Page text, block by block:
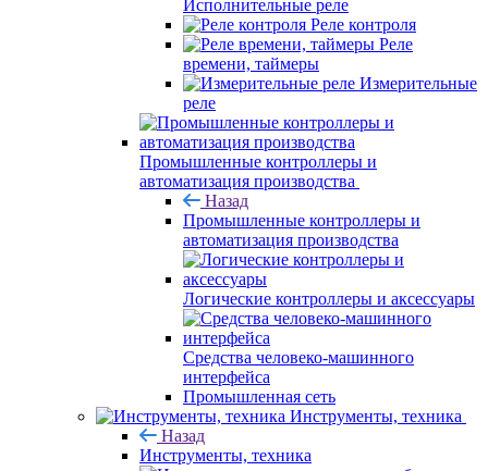
Исполнительные реле
Реле контроля
Реле
времени, таймеры
Измерительные
реле
Промышленные контроллеры и
автоматизация производства
Назад
Промышленные контроллеры и
автоматизация производства
Логические контроллеры и аксессуары
Средства человеко-машинного
интерфейса
Промышленная сеть
Инструменты, техника
Назад
Инструменты, техника